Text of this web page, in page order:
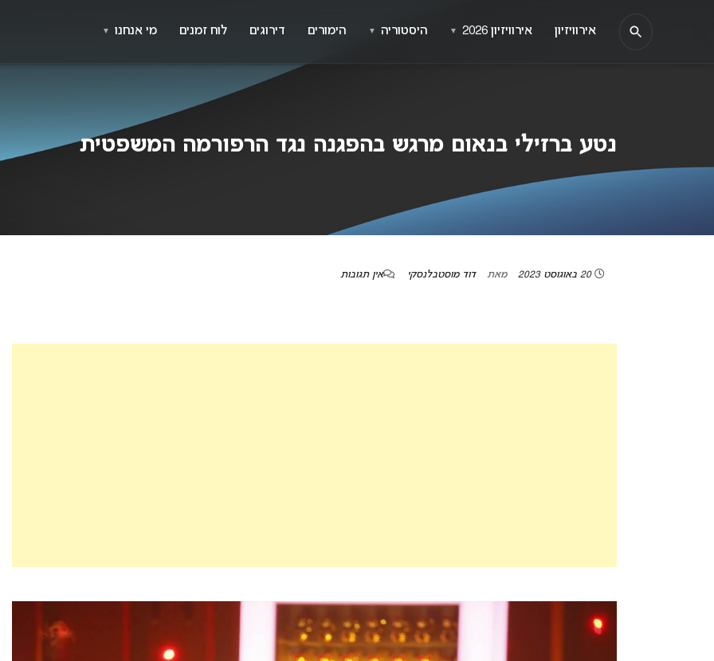
נטע ברזילי בנאום מרגש בהפגנה נגד הרפורמה המשפטית
20 באוגוסט 2023 מאת דוד מוסטבלנסקי אין תגובות
אירוויזיון אירוויזיון 2026 ▼ היסטוריה ▼ הימורים דירוגים לוח זמנים מי אנחנו ▼